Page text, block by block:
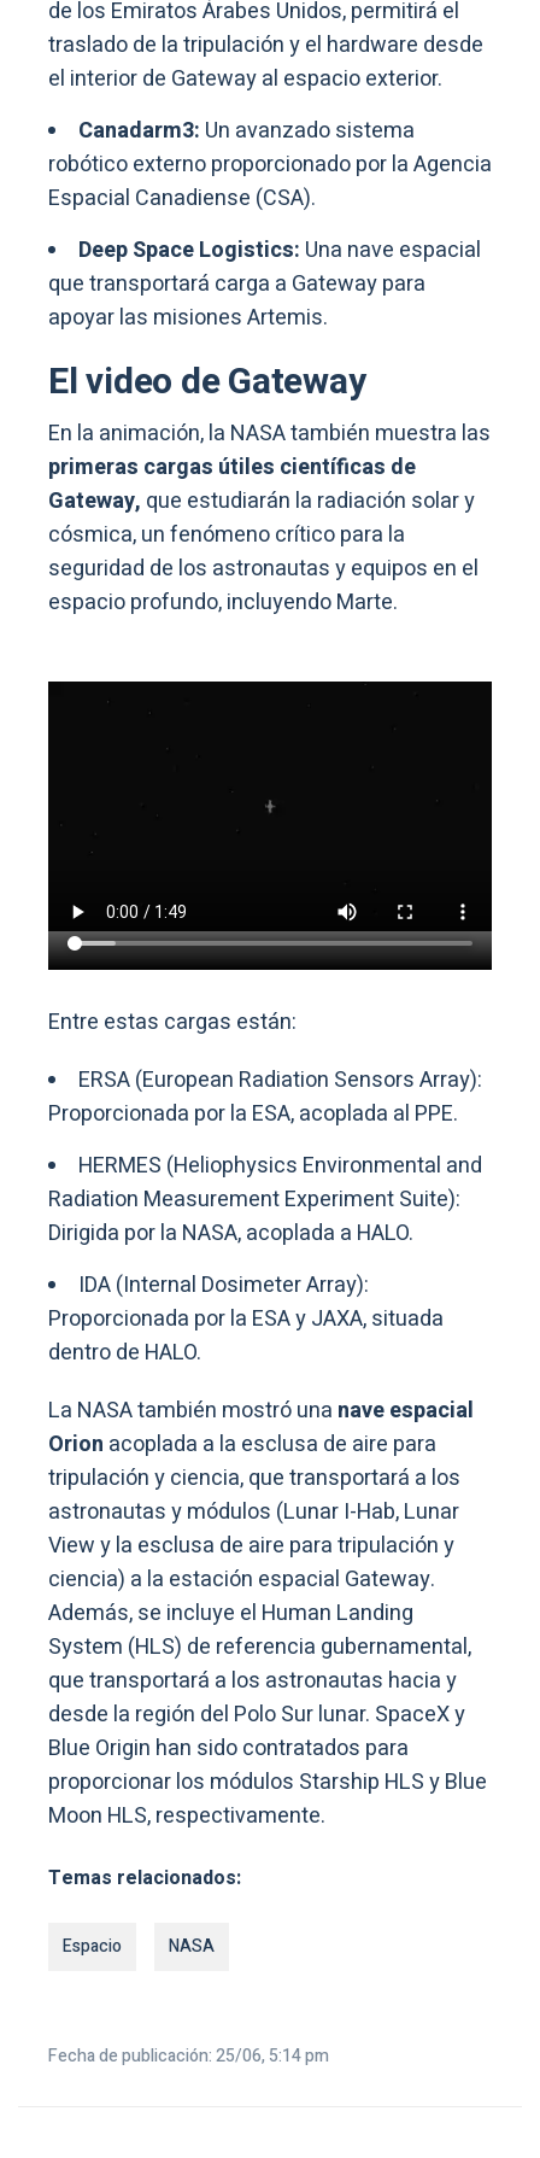
de los Emiratos Árabes Unidos, permitirá el
traslado de la tripulación y el hardware desde
el interior de Gateway al espacio exterior.
Canadarm3: Un avanzado sistema
robótico externo proporcionado por la Agencia
Espacial Canadiense (CSA).
Deep Space Logistics: Una nave espacial
que transportará carga a Gateway para
apoyar las misiones Artemis.
El video de Gateway
En la animación, la NASA también muestra las
primeras cargas útiles científicas de
Gateway, que estudiarán la radiación solar y
cósmica, un fenómeno crítico para la
seguridad de los astronautas y equipos en el
espacio profundo, incluyendo Marte.
Entre estas cargas están:
ERSA (European Radiation Sensors Array):
Proporcionada por la ESA, acoplada al PPE.
HERMES (Heliophysics Environmental and
Radiation Measurement Experiment Suite):
Dirigida por la NASA, acoplada a HALO.
IDA (Internal Dosimeter Array):
Proporcionada por la ESA y JAXA, situada
dentro de HALO.
La NASA también mostró una nave espacial
Orion acoplada a la esclusa de aire para
tripulación y ciencia, que transportará a los
astronautas y módulos (Lunar I-Hab, Lunar
View y la esclusa de aire para tripulación y
ciencia) a la estación espacial Gateway.
Además, se incluye el Human Landing
System (HLS) de referencia gubernamental,
que transportará a los astronautas hacia y
desde la región del Polo Sur lunar. SpaceX y
Blue Origin han sido contratados para
proporcionar los módulos Starship HLS y Blue
Moon HLS, respectivamente.
Temas relacionados:
Espacio NASA
Fecha de publicación: 25/06, 5:14 pm